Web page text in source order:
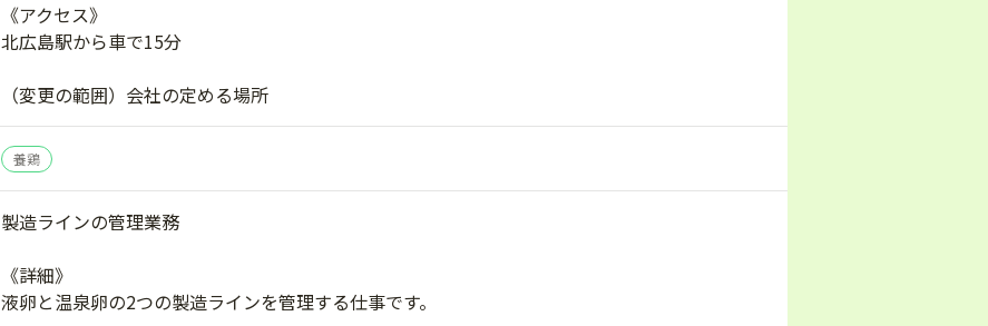
《アクセス》
北広島駅から車で15分
（変更の範囲）会社の定める場所
養鶏
製造ラインの管理業務
《詳細》
液卵と温泉卵の2つの製造ラインを管理する仕事です。